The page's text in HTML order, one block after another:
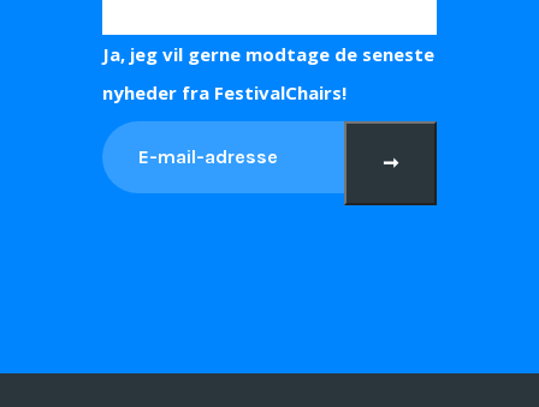
Ja, jeg vil gerne modtage de seneste
nyheder fra FestivalChairs!
➞